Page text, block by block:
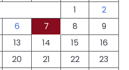
1
2
6 7 8
9
13 14 15
16
20 21 22
23